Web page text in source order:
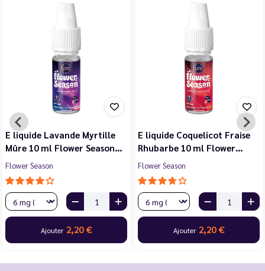
E liquide Violette Cerise
Noire Cassis 10 ml Flower…
Flower Season
Ajouter2,20 €
E liquide Jasmin Pêche
Blanche Abricot 10 ml…
Flower Season
Ajouter2,20 €